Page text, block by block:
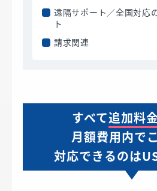
遠隔サポート／全国対応
ト
請求関連
すべて追加料
月額費用内で
対応できるのは